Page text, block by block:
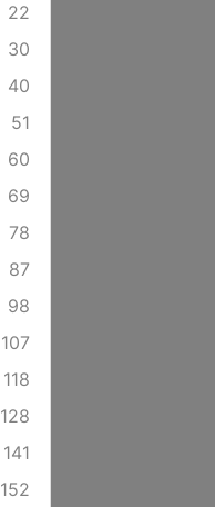
22
30
40
51
60
69
78
87
98
107
118
128
141
152